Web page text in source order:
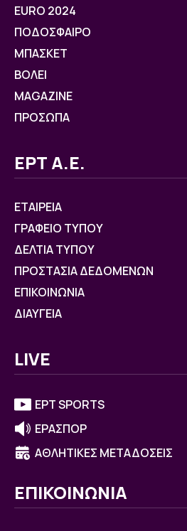
EURO 2024
ΠΟΔΟΣΦΑΙΡΟ
ΜΠΑΣΚΕΤ
ΒOΛΕΙ
MAGAZINE
ΠΡΟΣΩΠΑ
ΕΡΤ Α.Ε.
ΕΤΑΙΡΕΙΑ
ΓΡΑΦΕΙΟ ΤΥΠΟΥ
ΔΕΛΤΙΑ ΤΥΠΟΥ
ΠΡΟΣΤΑΣΙΑ ΔΕΔΟΜΕΝΩΝ
ΕΠΙΚΟΙΝΩΝΙΑ
ΔΙΑΥΓΕΙΑ
LIVE
ΕΡΤ SPORTS
ΕΡΑΣΠΟΡ
ΑΘΛΗΤΙΚΕΣ ΜΕΤΑΔΟΣΕΙΣ
ΕΠΙΚΟΙΝΩΝΙΑ